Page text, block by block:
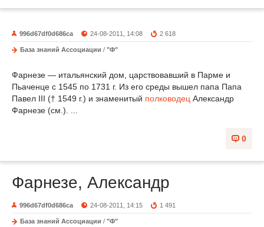
996d67df0d686ca 24-08-2011, 14:08 2 618
База знаний Ассоциации / "Ф"
Фарнезе — итальянский дом, царствовавший в Парме и
Пьаченце с 1545 по 1731 г. Из его среды вышел папа Папа
Павел III († 1549 г.) и знаменитый полководец Александр
Фарнезе (см.). ...
0
Фарнезе, Александр
996d67df0d686ca 24-08-2011, 14:15 1 491
База знаний Ассоциации / "Ф"